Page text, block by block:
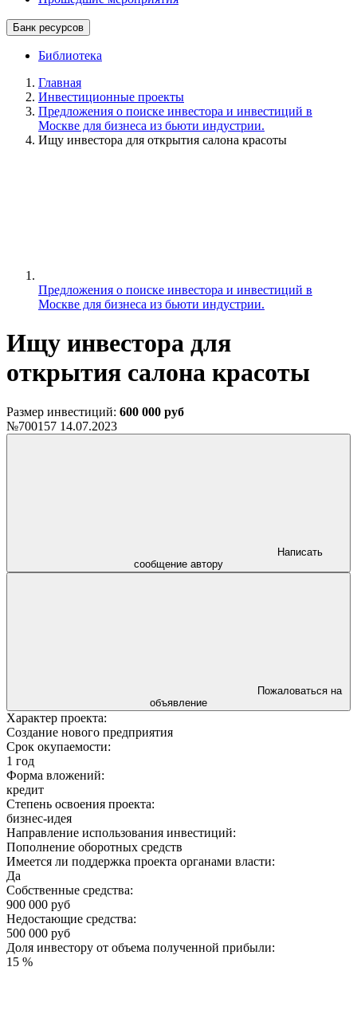
Банк ресурсов
Библиотека
Главная
Инвестиционные проекты
Предложения о поиске инвестора и инвестиций в
Москве для бизнеса из бьюти индустрии.
Ищу инвестора для открытия салона красоты
Предложения о поиске инвестора и инвестиций в
Москве для бизнеса из бьюти индустрии.
Ищу инвестора для
открытия салона красоты
Размер инвестиций: 600 000 руб
№700157 14.07.2023
сообщение автору
объявление
Характер проекта:
Создание нового предприятия
Срок окупаемости:
1 год
Форма вложений:
кредит
Степень освоения проекта:
бизнес-идея
Направление использования инвестиций:
Пополнение оборотных средств
Имеется ли поддержка проекта органами власти:
Да
Собственные средства:
900 000 руб
Недостающие средства:
500 000 руб
Доля инвестору от объема полученной прибыли:
15 %